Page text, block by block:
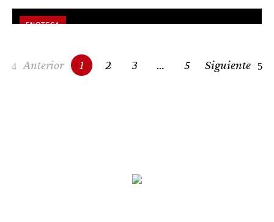
Caracoles de granjas malagueñas
ENOTECA
Posts
Anterior 1 2 3 … 5 Siguiente